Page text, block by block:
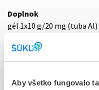
Aby všetko fungovalo
Doplnok
gél 1x10 g/20 mg (tuba Al)
Stav
E - EU registrácia
Typ registračnej